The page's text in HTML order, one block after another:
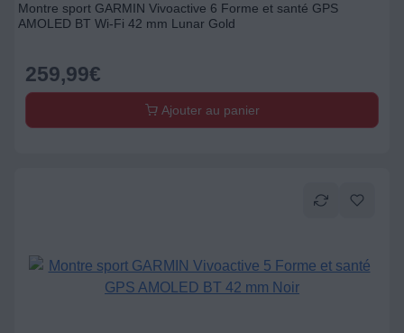
Montre sport GARMIN Vivoactive 6 Forme et santé GPS
AMOLED BT Wi-Fi 42 mm Lunar Gold
259,99€
Ajouter au panier